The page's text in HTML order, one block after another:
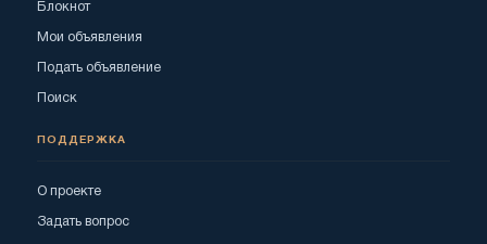
Блокнот
Мои объявления
Подать объявление
Поиск
ПОДДЕРЖКА
О проекте
Задать вопрос